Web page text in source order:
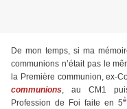
De mon temps, si ma
communions n’était pas le
la Première communion, ex-
communions, au CM1 puis
Profession de Foi faite en 5